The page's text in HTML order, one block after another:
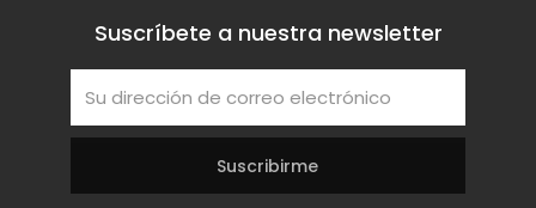
Suscríbete a nuestra newsletter